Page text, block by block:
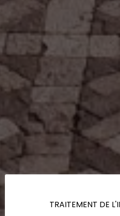
TRAITEMENT DE